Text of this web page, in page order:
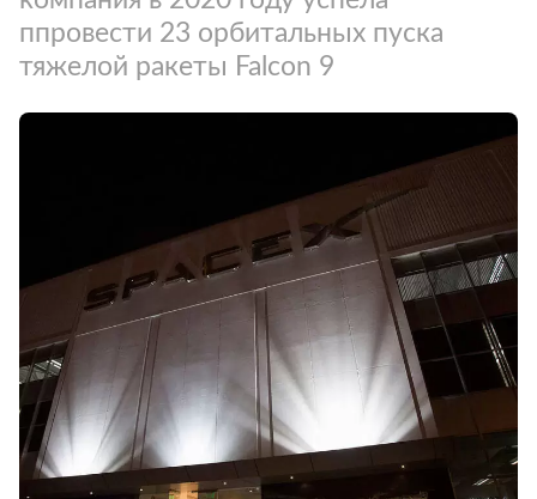
ппровести 23 орбитальных пуска
тяжелой ракеты Falcon 9